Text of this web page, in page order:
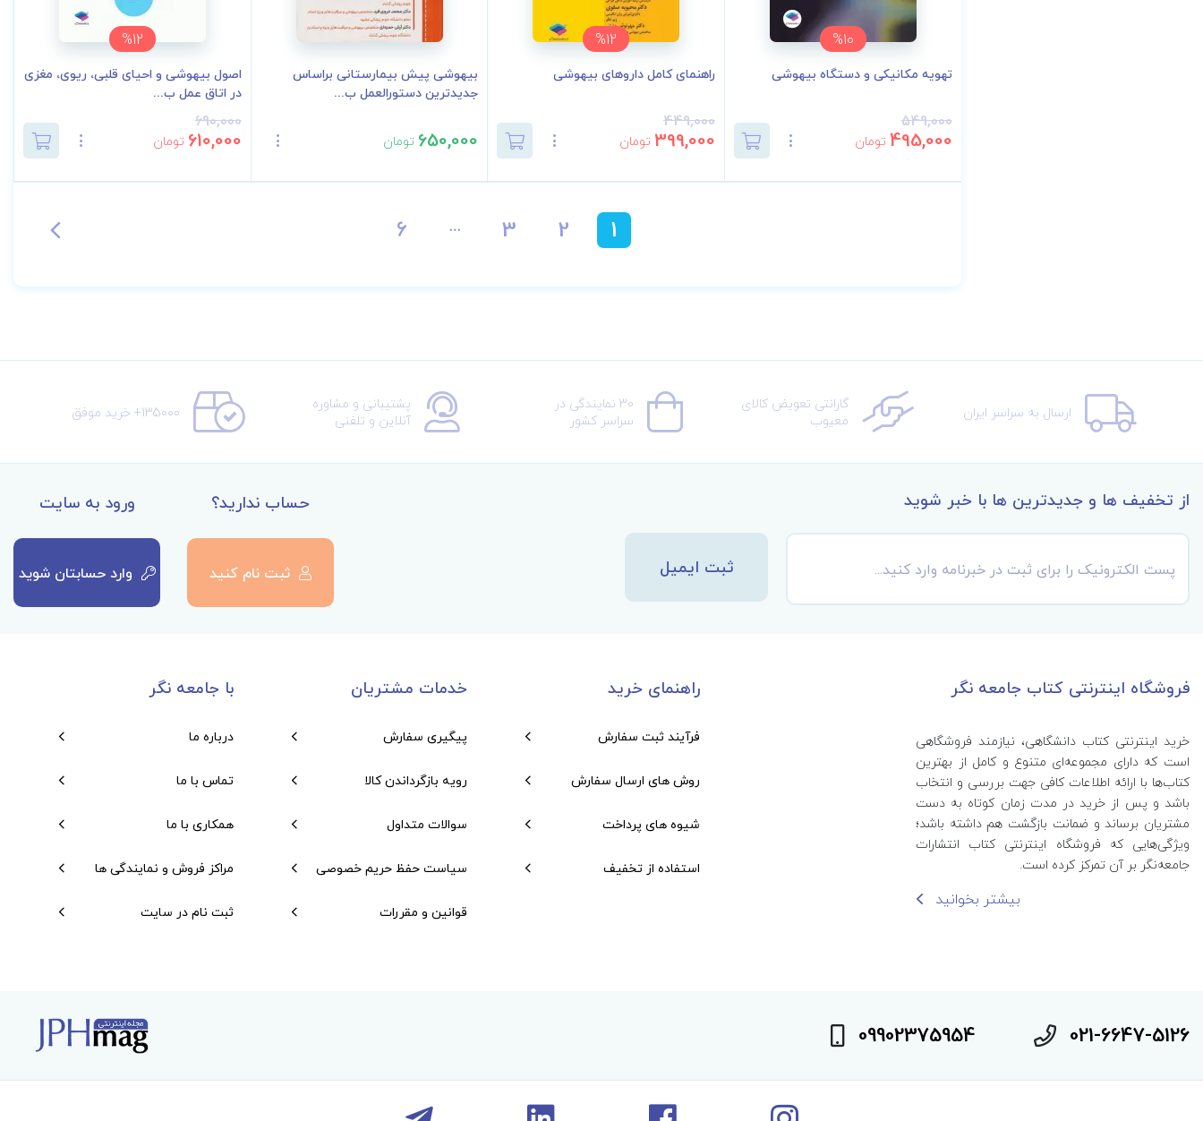
%10
تهویه مکانیکی و دستگاه بیهوشی
549,000
495,000 تومان
%12
راهنمای کامل داروهای بیهوشی
449,000
399,000 تومان
بیهوشی پیش بیمارستانی براساس
جدیدترین دستورالعمل ب...
650,000 تومان
%12
اصول بیهوشی و احیای قلبی، ریوی، مغزی
در اتاق عمل ب...
690,000
610,000 تومان
1
2
3
6
ارسال به سراسر ایران گارانتی تعویض کالای
معیوب
30 نمایندگی در
سراسر کشور
پشتیبانی و مشاوره
آنلاین و تلفنی 135000+ خرید موفق
از تخفیف ها و جدیدترین ها با خبر شوید
ثبت ایمیل
ورود به سایت
وارد حسابتان شوید
حساب ندارید؟
ثبت نام کنید
فروشگاه اینترنتی کتاب جامعه نگر
خرید اینترنتی کتاب‌ دانشگاهی، نیازمند فروشگاهی
است که دارای مجموعه‌ای متنوع و کامل از بهترین
کتاب‌ها با ارائه اطلاعات کافی جهت بررسی و انتخاب
باشد و پس از خرید در مدت زمان کوتاه به دست
مشتریان برساند و ضمانت بازگشت هم داشته باشد؛
ویژگی‌هایی که فروشگاه اینترنتی کتاب انتشارات
جامعه‌نگر بر آن تمرکز کرده است.
بیشتر بخوانید
راهنمای خرید
فرآیند ثبت سفارش
روش های ارسال سفارش
شیوه های پرداخت
استفاده از تخفیف
خدمات مشتریان
پیگیری سفارش
رویه بازگرداندن کالا
سوالات متداول
سیاست حفظ حریم خصوصی
قوانین و مقررات
با جامعه نگر
درباره ما
تماس با ما
همکاری با ما
مراکز فروش و نمایندگی ها
ثبت نام در سایت
021-6647-5126
09902375954